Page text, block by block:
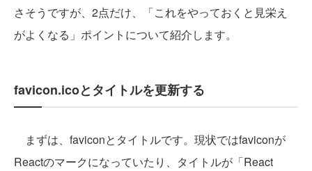
さそうですが、2点だけ、「これをやっておくと見栄え
がよくなる」ポイントについて紹介します。
favicon.icoとタイトルを更新する
まずは、faviconとタイトルです。現状ではfaviconが
Reactのマークになっていたり、タイトルが「React